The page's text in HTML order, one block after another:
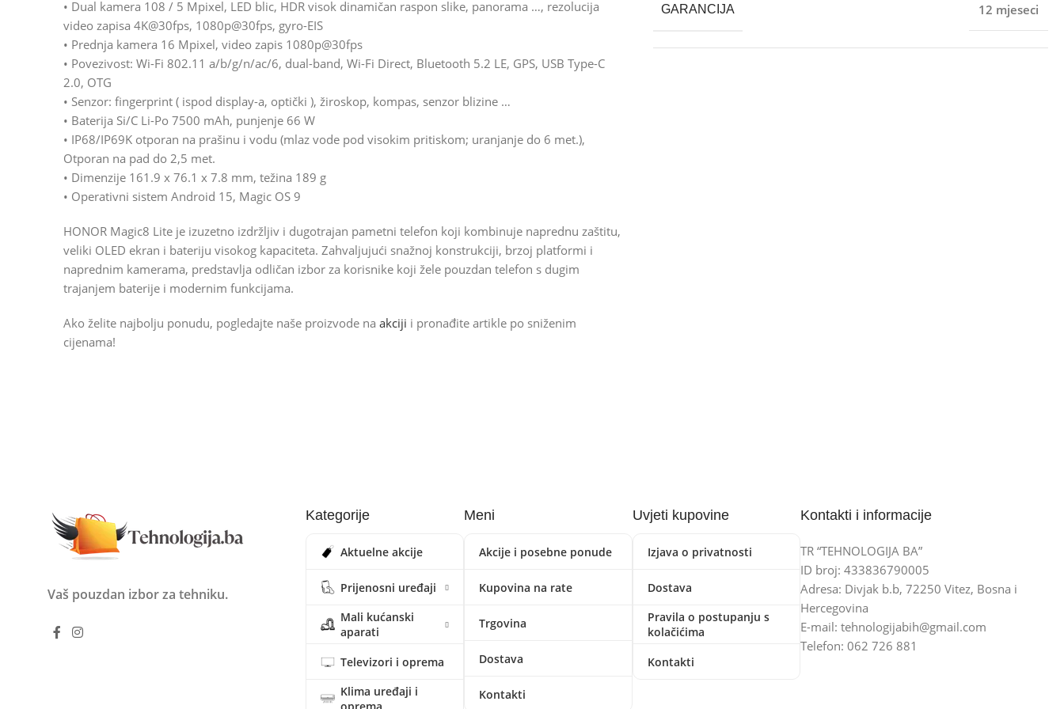
• Dual kamera 108 / 5 Mpixel, LED blic, HDR visok dinamičan raspon slike, panorama …, rezolucija
video zapisa 4K@30fps, 1080p@30fps, gyro-EIS
• Prednja kamera 16 Mpixel, video zapis 1080p@30fps
• Povezivost: Wi-Fi 802.11 a/b/g/n/ac/6, dual-band, Wi-Fi Direct, Bluetooth 5.2 LE, GPS, USB Type-C
2.0, OTG
• Senzor: fingerprint ( ispod display-a, optički ), žiroskop, kompas, senzor blizine …
• Baterija Si/C Li-Po 7500 mAh, punjenje 66 W
• IP68/IP69K otporan na prašinu i vodu (mlaz vode pod visokim pritiskom; uranjanje do 6 met.),
Otporan na pad do 2,5 met.
• Dimenzije 161.9 x 76.1 x 7.8 mm, težina 189 g
• Operativni sistem Android 15, Magic OS 9
HONOR Magic8 Lite je izuzetno izdržljiv i dugotrajan pametni telefon koji kombinuje naprednu zaštitu,
veliki OLED ekran i bateriju visokog kapaciteta. Zahvaljujući snažnoj konstrukciji, brzoj platformi i
naprednim kamerama, predstavlja odličan izbor za korisnike koji žele pouzdan telefon s dugim
trajanjem baterije i modernim funkcijama.
Ako želite najbolju ponudu, pogledajte naše proizvode na akciji i pronađite artikle po sniženim
cijenama!
GARANCIJA 12 mjeseci
Vaš pouzdan izbor za tehniku.
Kategorije
Aktuelne akcije
Prijenosni uređaji
Mali kućanski
aparati
Televizori i oprema
Klima uređaji i
Meni
Akcije i posebne ponude
Kupovina na rate
Trgovina
Dostava
Kontakti
Uvjeti kupovine
Izjava o privatnosti
Dostava
Pravila o postupanju s
kolačićima
Kontakti
Kontakti i informacije
TR “TEHNOLOGIJA BA”
ID broj: 433836790005
Adresa: Divjak b.b, 72250 Vitez, Bosna i
Hercegovina
E-mail: tehnologijabih@gmail.com
Telefon: 062 726 881